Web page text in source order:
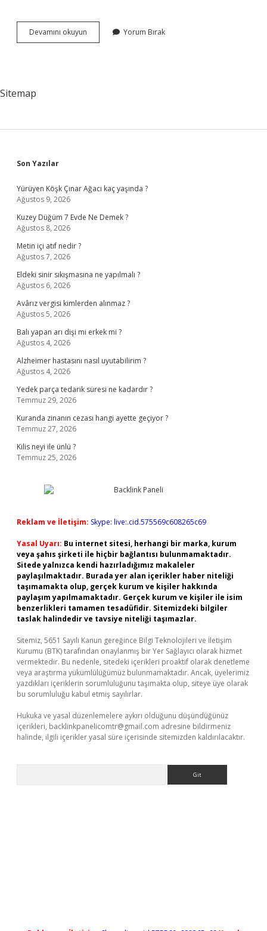
Devamını okuyun
23
Yorum Bırak
Sitemap
Sidebar
Son Yazılar
Yürüyen Köşk Çınar Ağacı kaç yaşında ?
Ağustos 9, 2026
Kuzey Düğüm 7 Evde Ne Demek ?
Ağustos 8, 2026
Metin içi atıf nedir ?
Ağustos 7, 2026
Eldeki sinir sıkışmasına ne yapılmalı ?
Ağustos 6, 2026
Avârız vergisi kimlerden alınmaz ?
Ağustos 5, 2026
Balı yapan arı dişi mi erkek mi ?
Ağustos 4, 2026
Alzheimer hastasını nasıl uyutabilirim ?
Ağustos 4, 2026
Yedek parça tedarik süresi ne kadardır ?
Temmuz 29, 2026
Kuranda zinanın cezası hangi ayette geçiyor ?
Temmuz 27, 2026
Kilis neyi ile ünlü ?
Temmuz 25, 2026
Reklam ve İletişim: Skype: live:.cid.575569c608265c69
Yasal Uyarı: Bu internet sitesi, herhangi bir marka, kurum
veya şahıs şirketi ile hiçbir bağlantısı bulunmamaktadır.
Sitede yalnızca kendi hazırladığımız makaleler
paylaşılmaktadır. Burada yer alan içerikler haber niteliği
taşımamakta olup, gerçek kurum ve kişiler hakkında
paylaşım yapılmamaktadır. Gerçek kurum ve kişiler ile isim
benzerlikleri tamamen tesadüfidir. Sitemizdeki bilgiler
taslak halindedir ve tavsiye niteliği taşımazlar.
Sitemiz, 5651 Sayılı Kanun gereğince Bilgi Teknolojileri ve İletişim
Kurumu (BTK) tarafından onaylanmış bir Yer Sağlayıcı olarak hizmet
vermektedir. Bu nedenle, sitedeki içerikleri proaktif olarak denetleme
veya araştırma yükümlülüğümüz bulunmamaktadır. Ancak, üyelerimiz
yazdıkları içeriklerin sorumluluğunu taşımakta olup, siteye üye olarak
bu sorumluluğu kabul etmiş sayılırlar.
Hukuka ve yasal düzenlemelere aykırı olduğunu düşündüğünüz
içerikleri, backlinkpanelicomtr@gmail.com adresine bildirmeniz
halinde, ilgili içerikler yasal süre içerisinde sitemizden kaldırılacaktır.